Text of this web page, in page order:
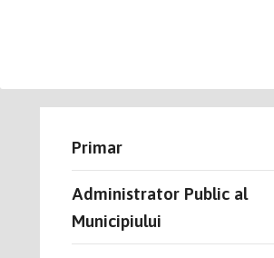
Primar
Administrator Public al
Municipiului